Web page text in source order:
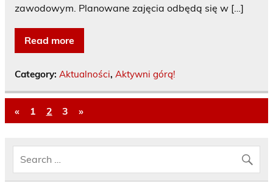
zawodowym. Planowane zajęcia odbędą się w […]
Read more
Category: Aktualności, Aktywni górą!
« 1 2 3 »